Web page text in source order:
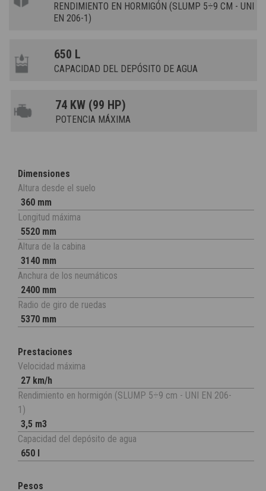
RENDIMIENTO EN HORMIGÓN (SLUMP 5÷9 CM - UNI
EN 206-1)
650 L
CAPACIDAD DEL DEPÓSITO DE AGUA
74 KW (99 HP)
POTENCIA MÁXIMA
Dimensiones
Altura desde el suelo
360 mm
Longitud máxima
5520 mm
Altura de la cabina
3140 mm
Anchura de los neumáticos
2400 mm
Radio de giro de ruedas
5370 mm
Prestaciones
Velocidad máxima
27 km/h
Rendimiento en hormigón (SLUMP 5÷9 cm - UNI EN 206-
1)
3,5 m3
Capacidad del depósito de agua
650 l
Pesos